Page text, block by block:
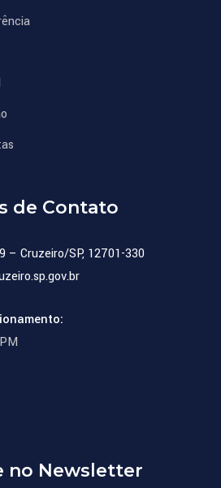
de Contato
– Cruzeiro/SP, 12701-330
no Newsletter